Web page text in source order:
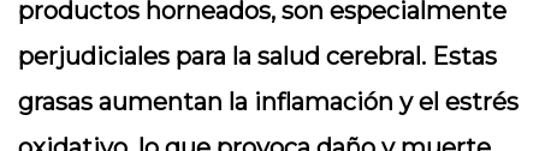
productos horneados, son especialmente
perjudiciales para la salud cerebral. Estas
grasas aumentan la inflamación y el estrés